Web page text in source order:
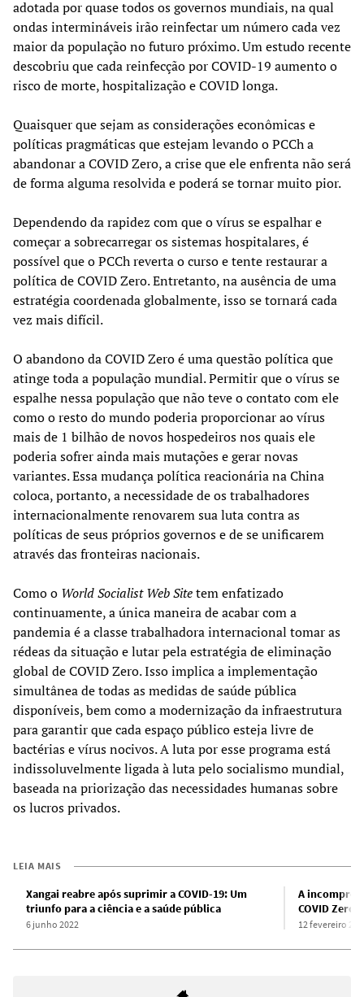
adotada por quase todos os governos mundiais, na qual
ondas intermináveis irão reinfectar um número cada vez
maior da população no futuro próximo. Um estudo recente
descobriu que cada reinfecção por COVID-19 aumento o
risco de morte, hospitalização e COVID longa.
Quaisquer que sejam as considerações econômicas e
políticas pragmáticas que estejam levando o PCCh a
abandonar a COVID Zero, a crise que ele enfrenta não será
de forma alguma resolvida e poderá se tornar muito pior.
Dependendo da rapidez com que o vírus se espalhar e
começar a sobrecarregar os sistemas hospitalares, é
possível que o PCCh reverta o curso e tente restaurar a
política de COVID Zero. Entretanto, na ausência de uma
estratégia coordenada globalmente, isso se tornará cada
vez mais difícil.
O abandono da COVID Zero é uma questão política que
atinge toda a população mundial. Permitir que o vírus se
espalhe nessa população que não teve o contato com ele
como o resto do mundo poderia proporcionar ao vírus
mais de 1 bilhão de novos hospedeiros nos quais ele
poderia sofrer ainda mais mutações e gerar novas
variantes. Essa mudança política reacionária na China
coloca, portanto, a necessidade de os trabalhadores
internacionalmente renovarem sua luta contra as
políticas de seus próprios governos e de se unificarem
através das fronteiras nacionais.
Como o World Socialist Web Sitetem enfatizado
continuamente, a única maneira de acabar com a
pandemia é a classe trabalhadora internacional tomar as
rédeas da situação e lutar pela estratégia de eliminação
global de COVID Zero. Isso implica a implementação
simultânea de todas as medidas de saúde pública
disponíveis, bem como a modernização da infraestrutura
para garantir que cada espaço público esteja livre de
bactérias e vírus nocivos. A luta por esse programa está
indissoluvelmente ligada à luta pelo socialismo mundial,
baseada na priorização das necessidades humanas sobre
os lucros privados.
LEIA MAIS
Xangai reabre após suprimir a COVID-19: Um
triunfo para a ciência e a saúde pública
6 junho 2022
A
COVID Zero
12 fevereiro